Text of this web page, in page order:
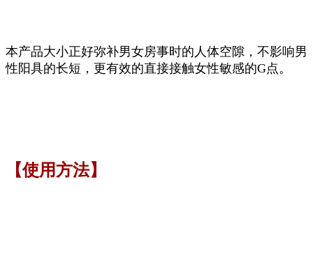
本产品大小正好弥补男女房事时的人体空隙，不影响男
性阳具的长短，更有效的直接接触女性敏感的G点。
【使用方法】